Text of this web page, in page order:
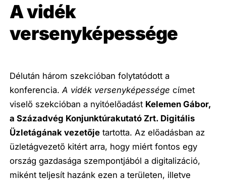
A vidék
versenyképessége
Délután három szekcióban folytatódott a
konferencia.A vidék versenyképességecímet
viselő szekcióban a nyitóelőadást Kelemen Gábor,
a Századvég Konjunktúrakutató Zrt. Digitális
Üzletágának vezetője tartotta. Az előadásban az
üzletágvezető kitért arra, hogy miért fontos egy
ország gazdasága szempontjából a digitalizáció,
miként teljesít hazánk ezen a területen, illetve